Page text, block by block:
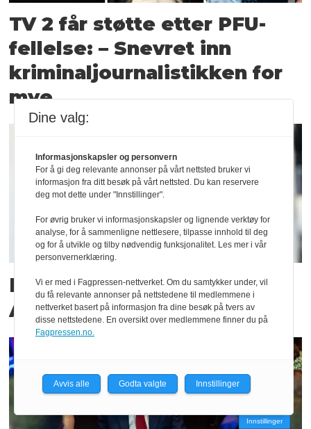
TV 2 får støtte etter PFU-
fellelse: – Snevret inn
kriminal­journalistikken for
mye
Hun er ny gravesjef i
Aftenposten
Innstillinger
Dine valg:
Informasjonskapsler og personvern
For å gi deg relevante annonser på vårt nettsted bruker vi
informasjon fra ditt besøk på vårt nettsted. Du kan reservere
deg mot dette under "Innstillinger".
For øvrig bruker vi informasjonskapsler og lignende verktøy for
analyse, for å sammenligne nettlesere, tilpasse innhold til deg
og for å utvikle og tilby nødvendig funksjonalitet. Les mer i vår
personvernerklæring.
Vi er med i Fagpressen-nettverket. Om du samtykker under, vil
du få relevante annonser på nettstedene til medlemmene i
nettverket basert på informasjon fra dine besøk på tvers av
disse nettstedene. En oversikt over medlemmene finner du på
Fagpressen.no.
Avvis alle Godta valgte Innstillinger